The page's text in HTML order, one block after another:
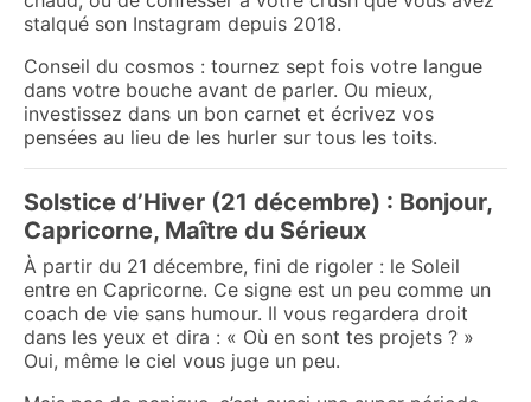
stalqué son Instagram depuis 2018.
Conseil du cosmos : tournez sept fois votre langue
dans votre bouche avant de parler. Ou mieux,
investissez dans un bon carnet et écrivez vos
pensées au lieu de les hurler sur tous les toits.
Solstice d’Hiver (21 décembre) : Bonjour,
Capricorne, Maître du Sérieux
À partir du 21 décembre, fini de rigoler : le Soleil
entre en Capricorne. Ce signe est un peu comme un
coach de vie sans humour. Il vous regardera droit
dans les yeux et dira : « Où en sont tes projets ? »
Oui, même le ciel vous juge un peu.